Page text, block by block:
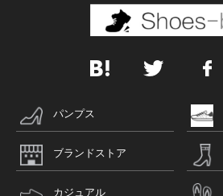
パンプス
ブランドストア
カジュアル